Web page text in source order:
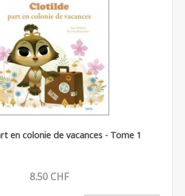
en colonie de vacances - Tome 1
8.50 CHF